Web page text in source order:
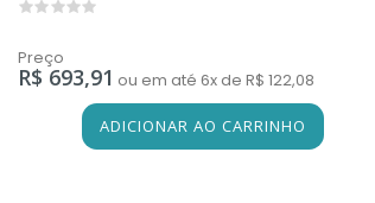
Preço
R$ 693,91 ou em até 6x de R$ 122,08
ADICIONAR AO CARRINHO